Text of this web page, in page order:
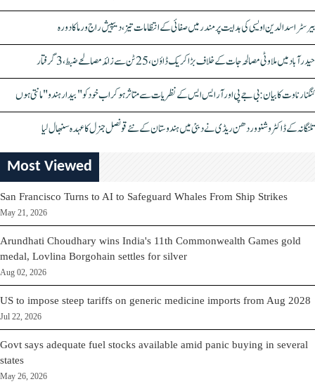
بیرسٹر اسدالدین اویسی کی ہدایت پر مندر میں صفائی کے انتظامات تیز، دیپیش راج ورما کا دورہ
حیدرآباد میں ملاوٹی مصالحہ جات کے خلاف بڑا کریک ڈاؤن، 25 ٹن سے زائد مصالحے ضبط، 3 گرفتار
کنگنا رناوت کا بیان: بی جے پی اور آر ایس ایس کے نظریات سے متاثر ہو کر اب خود کو "بیدار ہندو" مانتی ہوں
تلنگانہ کے ڈاکٹر وشنو وردھن ریڈی نے دبئی میں ہندوستان کے نئے قونصل جنرل کا عہدہ سنبھال لیا
Most Viewed
San Francisco Turns to AI to Safeguard Whales From Ship Strikes
May 21, 2026
Arundhati Choudhary wins India's 11th Commonwealth Games gold
medal, Lovlina Borgohain settles for silver
Aug 02, 2026
US to impose steep tariffs on generic medicine imports from Aug 2028
Jul 22, 2026
Govt says adequate fuel stocks available amid panic buying in several
states
May 26, 2026